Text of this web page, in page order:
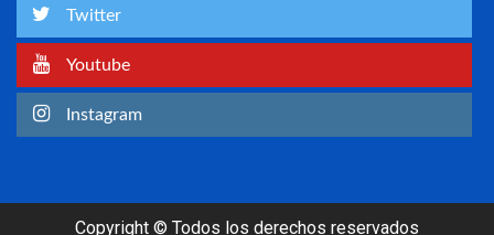
Twitter
Youtube
Instagram
Copyright © Todos los derechos reservados